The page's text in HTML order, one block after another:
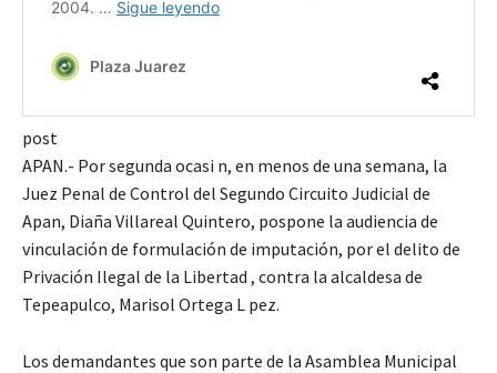
post
APAN.- Por segunda ocasi n, en menos de una semana, la
Juez Penal de Control del Segundo Circuito Judicial de
Apan, Diaña Villareal Quintero, pospone la audiencia de
vinculación de formulación de imputación, por el delito de
Privación Ilegal de la Libertad , contra la alcaldesa de
Tepeapulco, Marisol Ortega L pez.
Los demandantes que son parte de la Asamblea Municipal